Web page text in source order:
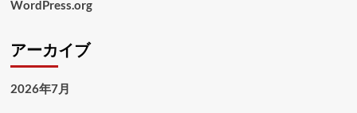
WordPress.org
アーカイブ
2026年7月